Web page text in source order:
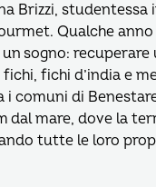
Brizzi, studentessa
Qualche
sogno:
fichi d’india e
comuni di
dal mare, dove la
tutte le loro